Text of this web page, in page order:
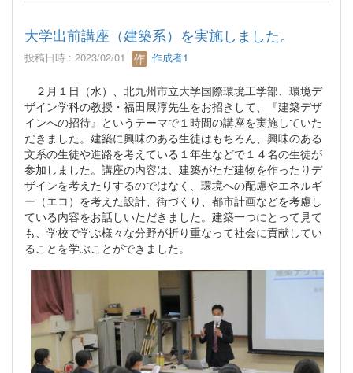
大学出前講座（建築系）を実施しました。
投稿日時 : 2023/02/01 作成者1
２月１日（水）、北九州市立大学国際環境工学部、環境デ
ザイン学科の教授・福田展淳先生をお招きして、『建築デザ
インへの招待』というテーマで１時間の講座を実施していた
だきました。建築に興味のある生徒はもちろん、興味のある
文系の生徒や進路を考えている１年生などで１４名の生徒が
参加しました。講座の内容は、建築がただ建物を作ったりデ
ザインを考えたりするのではなく、環境への配慮やエネルギ
ー（エコ）を考えた設計、街づくり、都市計画などを考慮し
ている内容をお話しいただきました。建築一つにとって見て
も、学校で学ぶ様々な分野が折り重なって社会に貢献してい
ることを学ぶことができました。